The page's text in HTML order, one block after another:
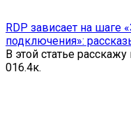
RDP зависает на шаге
подключения»:
В этой статье
016.4к.